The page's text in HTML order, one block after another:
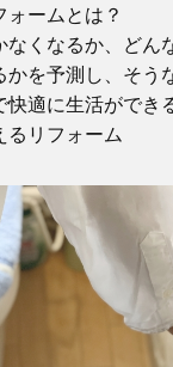
ームとは？
なくなるか、どん
かを予測し、そう
快適に生活ができ
るリフォーム